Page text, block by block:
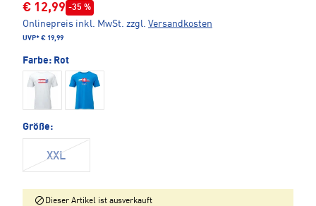
€ 12,99 -35 %
Onlinepreis inkl. MwSt. zzgl. Versandkosten
UVP* € 19,99
Farbe: Rot
Größe:
XXL
Dieser Artikel ist ausverkauft